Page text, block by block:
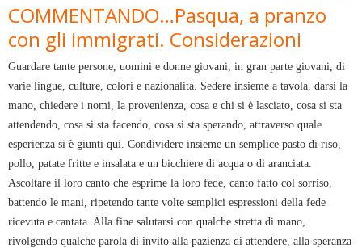
COMMENTANDO…Pasqua, a pranzo
con gli immigrati. Considerazioni
Guardare tante persone, uomini e donne giovani, in gran parte giovani, di
varie lingue, culture, colori e nazionalità. Sedere insieme a tavola, darsi la
mano, chiedere i nomi, la provenienza, cosa e chi si è lasciato, cosa si sta
attendendo, cosa si sta facendo, cosa si sta sperando, attraverso quale
esperienza si è giunti qui. Condividere insieme un semplice pasto di riso,
pollo, patate fritte e insalata e un bicchiere di acqua o di aranciata.
Ascoltare il loro canto che esprime la loro fede, canto fatto col sorriso,
battendo le mani, ripetendo tante volte semplici espressioni della fede
ricevuta e cantata. Alla fine salutarsi con qualche stretta di mano,
rivolgendo qualche parola di invito alla pazienza di attendere, alla speranza